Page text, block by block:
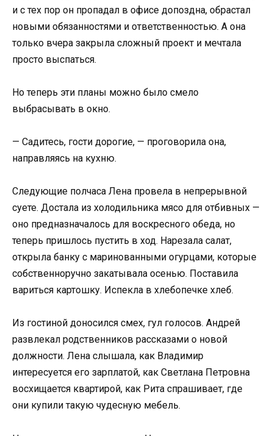
и с тех пор он пропадал в офисе допоздна, обрастал
новыми обязанностями и ответственностью. А она
только вчера закрыла сложный проект и мечтала
просто выспаться.
Но теперь эти планы можно было смело
выбрасывать в окно.
— Садитесь, гости дорогие, — проговорила она,
направляясь на кухню.
Следующие полчаса Лена провела в непрерывной
суете. Достала из холодильника мясо для отбивных —
оно предназначалось для воскресного обеда, но
теперь пришлось пустить в ход. Нарезала салат,
открыла банку с маринованными огурцами, которые
собственноручно закатывала осенью. Поставила
вариться картошку. Испекла в хлебопечке хлеб.
Из гостиной доносился смех, гул голосов. Андрей
развлекал родственников рассказами о новой
должности. Лена слышала, как Владимир
интересуется его зарплатой, как Светлана Петровна
восхищается квартирой, как Рита спрашивает, где
они купили такую чудесную мебель.